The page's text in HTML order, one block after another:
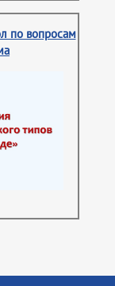
по вопросам